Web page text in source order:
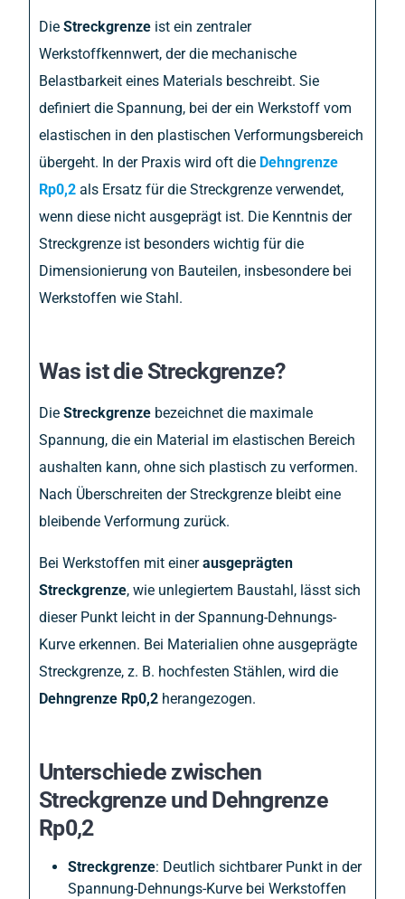
Die Streckgrenze ist ein zentraler
Werkstoffkennwert, der die mechanische
Belastbarkeit eines Materials beschreibt. Sie
definiert die Spannung, bei der ein Werkstoff vom
elastischen in den plastischen Verformungsbereich
übergeht. In der Praxis wird oft die Dehngrenze
Rp0,2 als Ersatz für die Streckgrenze verwendet,
wenn diese nicht ausgeprägt ist. Die Kenntnis der
Streckgrenze ist besonders wichtig für die
Dimensionierung von Bauteilen, insbesondere bei
Werkstoffen wie Stahl.
Was ist die Streckgrenze?
Die Streckgrenze bezeichnet die maximale
Spannung, die ein Material im elastischen Bereich
aushalten kann, ohne sich plastisch zu verformen.
Nach Überschreiten der Streckgrenze bleibt eine
bleibende Verformung zurück.
Bei Werkstoffen mit einerausgeprägten
Streckgrenze, wie unlegiertem Baustahl, lässt sich
dieser Punkt leicht in der Spannung-Dehnungs-
Kurve erkennen. Bei Materialien ohne ausgeprägte
Streckgrenze, z. B. hochfesten Stählen, wird die
Dehngrenze Rp0,2 herangezogen.
Unterschiede zwischen
Streckgrenze und Dehngrenze
Rp0,2
Streckgrenze: Deutlich sichtbarer Punkt in der
Spannung-Dehnungs-Kurve bei Werkstoffen